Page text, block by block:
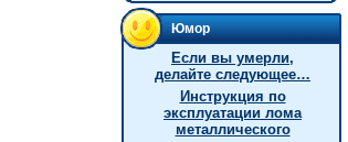
Юмор
Если вы умерли,
делайте следующее…
Инструкция по
эксплуатации лома
металлического